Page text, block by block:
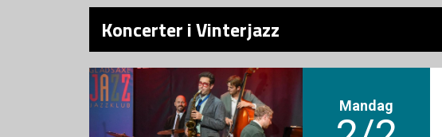
Koncerter i Vinterjazz
Mandag